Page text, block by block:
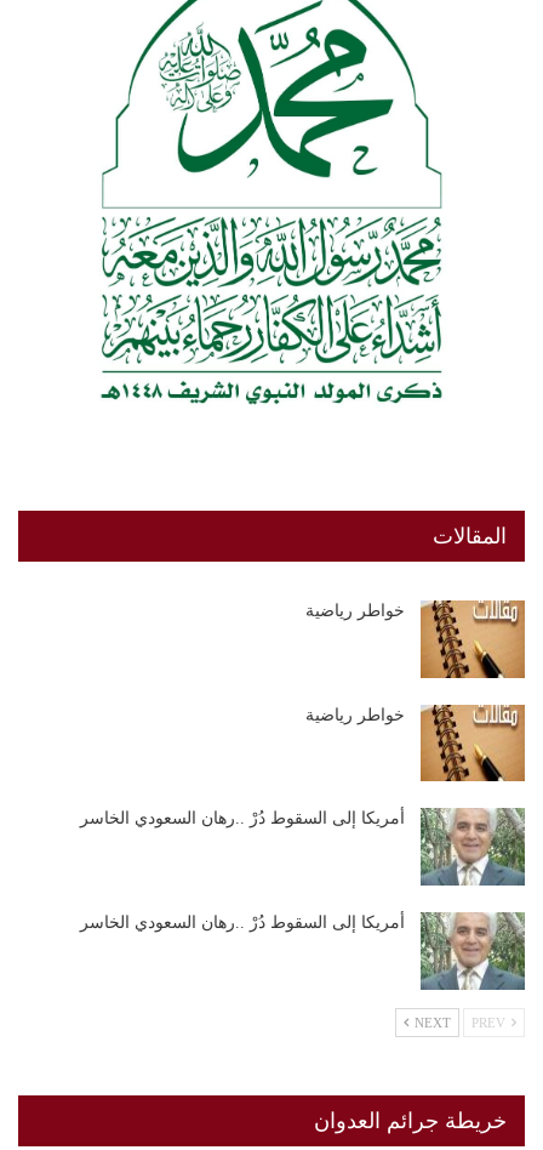
المقالات
خواطر رياضية
خواطر رياضية
أمريكا إلى السقوط دُرْ ..رهان السعودي الخاسر
أمريكا إلى السقوط دُرْ ..رهان السعودي الخاسر
NEXT
خريطة جرائم العدوان